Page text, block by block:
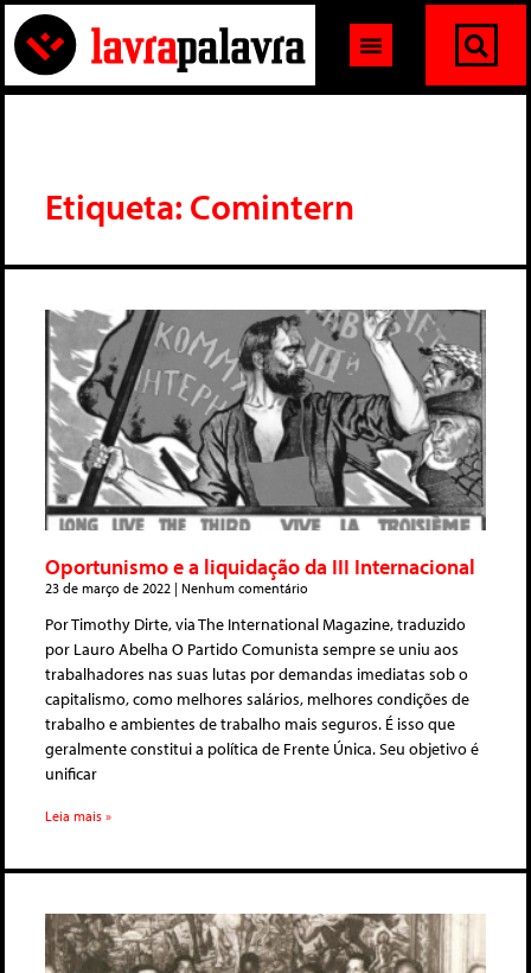
Etiqueta: Comintern
Oportunismo e a liquidação da III Internacional
23 de março de 2022 Nenhum comentário
Por Timothy Dirte, via The International Magazine, traduzido
por Lauro Abelha O Partido Comunista sempre se uniu aos
trabalhadores nas suas lutas por demandas imediatas sob o
capitalismo, como melhores salários, melhores condições de
trabalho e ambientes de trabalho mais seguros. É isso que
geralmente constitui a política de Frente Única. Seu objetivo é
unificar
Leia mais »